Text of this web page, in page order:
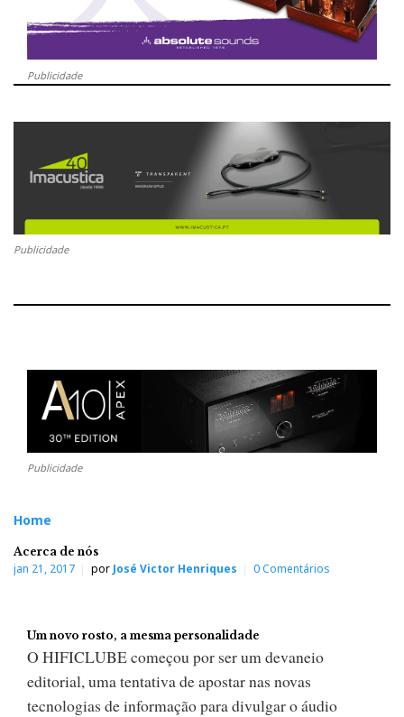
Publicidade
Publicidade
Publicidade
Home
Acerca de nós
jan 21, 2017 por José Victor Henriques 0 Comentários
Um novo rosto, a mesma personalidade
O HIFICLUBE começou por ser um devaneio
editorial, uma tentativa de apostar nas novas
tecnologias de informação para divulgar o áudio